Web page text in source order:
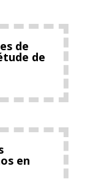
de
de
en